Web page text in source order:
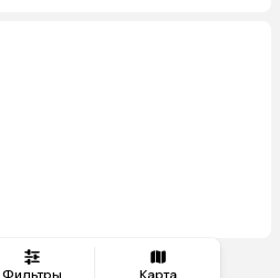
Фильтры Карта